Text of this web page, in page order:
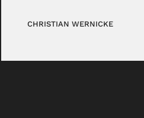
CHRISTIAN WERNICKE